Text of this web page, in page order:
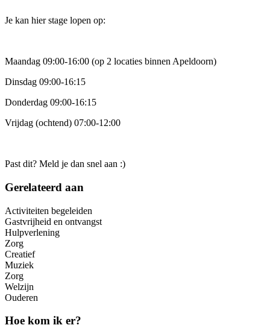
Je kan hier stage lopen op:
Maandag 09:00-16:00 (op 2 locaties binnen Apeldoorn)
Dinsdag 09:00-16:15
Donderdag 09:00-16:15
Vrijdag (ochtend) 07:00-12:00
Past dit? Meld je dan snel aan :)
Gerelateerd aan
Activiteiten begeleiden
Gastvrijheid en ontvangst
Hulpverlening
Zorg
Creatief
Muziek
Zorg
Welzijn
Ouderen
Hoe kom ik er?